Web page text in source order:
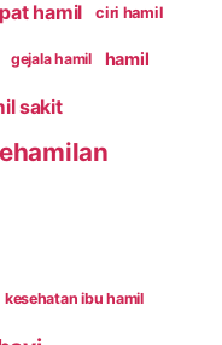
hamil ciri hamil
gejala hamil hamil
sakit
kesehatan ibu hamil